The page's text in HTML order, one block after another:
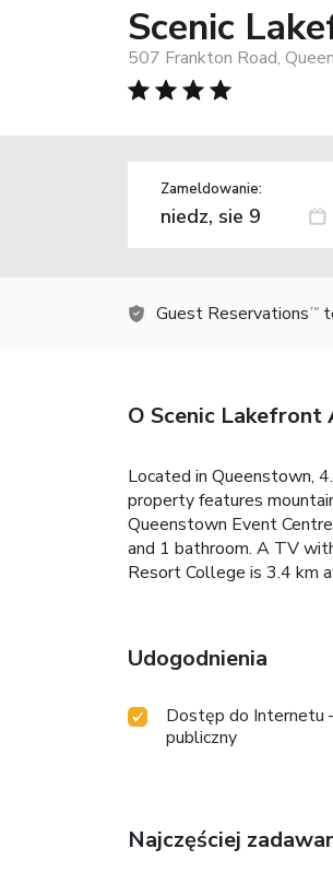
Scenic
507 Frankton Road,
Zameldowanie:
Guest Reservations TM
O Scenic
Located in Queenstown,
property features
Queenstown Event
and 1 bathroom. A TV
Resort College is 3.4 km
Udogodnienia
Dostęp do Internetu
publiczny
Najczęściej